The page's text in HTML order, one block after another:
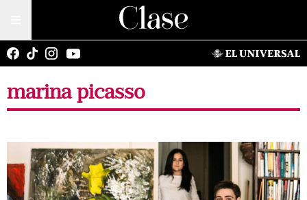
marina picasso